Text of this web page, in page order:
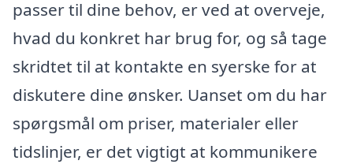
passer til dine behov, er ved at overveje,
hvad du konkret har brug for, og så tage
skridtet til at kontakte en syerske for at
diskutere dine ønsker. Uanset om du har
spørgsmål om priser, materialer eller
tidslinjer, er det vigtigt at kommunikere